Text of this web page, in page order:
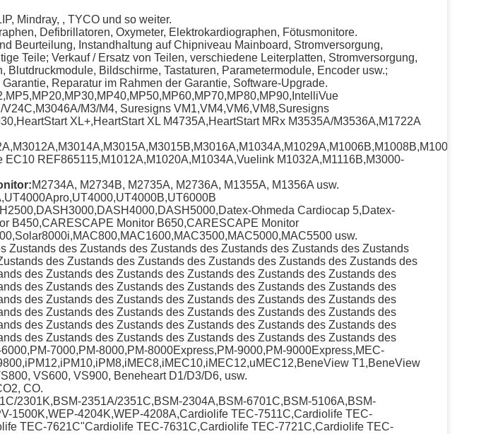
Mindray, , TYCO und so weiter.
Defibrillatoren, Oxymeter, Elektrokardiographen, Fötusmonitore.
Beurteilung, Instandhaltung auf Chipniveau Mainboard, Stromversorgung,
Teile; Verkauf / Ersatz von Teilen, verschiedene Leiterplatten, Stromversorgung,
Blutdruckmodule, Bildschirme, Tastaturen, Parametermodule, Encoder usw.;
Reparatur im Rahmen der Garantie, Software-Upgrade.
M3/M4, Suresigns VM1,VM4,VM6,VM8,Suresigns
XL+,HeartStart XL M4735A,HeartStart MRx M3535A/M3536A,M1722A
REF865115,M1012A,M1020A,M1034A,Vuelink M1032A,M1116B,M3000-
:M2734A, M2734B, M2735A, M2736A, M1355A, M1356A usw.
Ohmeda Cardiocap 5,Datex-
B450,CARESCAPE Monitor B650,CARESCAPE Monitor
usw.
Zustands des Zustands des Zustands des Zustands des Zustands des Zustands
des Zustands des Zustands des Zustands des Zustands des Zustands des
des Zustands des Zustands des Zustands des Zustands des Zustands des
des Zustands des Zustands des Zustands des Zustands des Zustands des
des Zustands des Zustands des Zustands des Zustands des Zustands des
des Zustands des Zustands des Zustands des Zustands des Zustands des
des Zustands des Zustands des Zustands des Zustands des Zustands des
des Zustands des Zustands des Zustands des Zustands des Zustands des
7000,PM-8000,PM-8000Express,PM-9000,PM-9000Express,MEC-
T1,BeneView
VS600, VS900, Beneheart D1/D3/D6, usw.
CO.
2301K,BSM-2351A/2351C,BSM-2304A,BSM-6701C,BSM-5106A,BSM-
1500K,WEP-4204K,WEP-4208A,Cardiolife TEC-7511C,Cardiolife TEC-
TEC-7621C"Cardiolife TEC-7631C,Cardiolife TEC-7721C,Cardiolife TEC-